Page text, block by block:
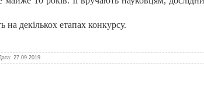
декількох етапах конкурсу.
27.09.2019